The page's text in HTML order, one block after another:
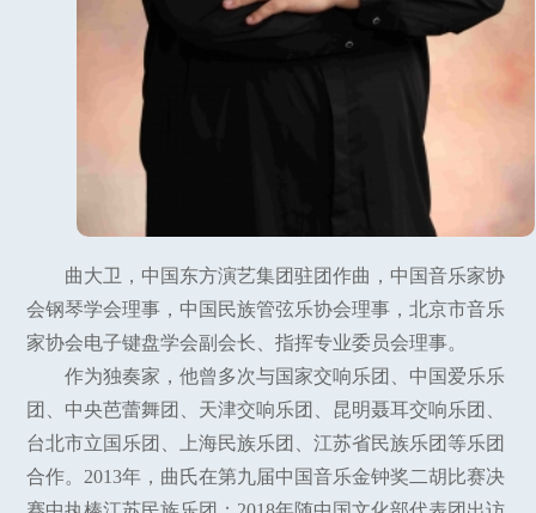
曲大卫，中国东方演艺集团驻团作曲，中国音乐家协
会钢琴学会理事，中国民族管弦乐协会理事，北京市音乐
家协会电子键盘学会副会长、指挥专业委员会理事。
作为独奏家，他曾多次与国家交响乐团、中国爱乐乐
团、中央芭蕾舞团、天津交响乐团、昆明聂耳交响乐团、
台北市立国乐团、上海民族乐团、江苏省民族乐团等乐团
合作。2013年，曲氏在第九届中国音乐金钟奖二胡比赛决